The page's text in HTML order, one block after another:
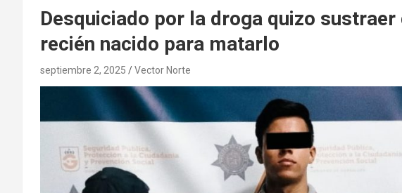
Desquiciado por la droga quizo
recién nacido para matarlo
septiembre 2, 2025 Vector Norte